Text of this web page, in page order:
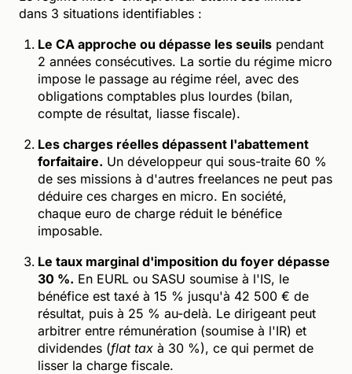
dans 3 situations identifiables :
Le CA approche ou dépasse les seuils pendant
2 années consécutives. La sortie du régime micro
impose le passage au régime réel, avec des
obligations comptables plus lourdes (bilan,
compte de résultat, liasse fiscale).
Les charges réelles dépassent l'abattement
forfaitaire. Un développeur qui sous-traite 60 %
de ses missions à d'autres freelances ne peut pas
déduire ces charges en micro. En société,
chaque euro de charge réduit le bénéfice
imposable.
Le taux marginal d'imposition du foyer dépasse
30 %. En EURL ou SASU soumise à l'IS, le
bénéfice est taxé à 15 % jusqu'à 42 500 € de
résultat, puis à 25 % au-delà. Le dirigeant peut
arbitrer entre rémunération (soumise à l'IR) et
dividendes (flat tax à 30 %), ce qui permet de
lisser la charge fiscale.